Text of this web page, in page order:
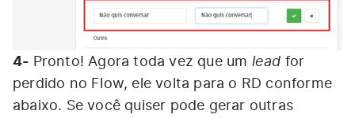
4- Pronto! Agora toda vez que um lead for
perdido no Flow, ele volta para o RD conforme
abaixo. Se você quiser pode gerar outras